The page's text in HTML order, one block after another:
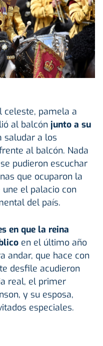
celeste, pamela a
al balcón junto a su
saludar a los
al balcón. Nada
pudieron escuchar
que ocuparon la
une el palacio con
del país.
en que la reina
en el último año
andar, que hace con
desfile acudieron
real, el primer
y su esposa,
especiales.